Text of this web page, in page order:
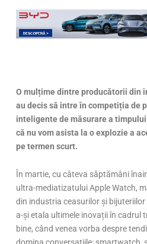
O mulțime dintre producătorii din
au decis să intre în competiția de
inteligente de măsurare a
că nu vom asista la o explozie a
pe termen scurt.
În martie, cu câteva săptămâni
ultra-mediatizatului Apple Watch,
din industria ceasurilor și
a-și etala ultimele inovații în cadrul
bine, când venea vorba despre
domina conversațiile: smartwatch,